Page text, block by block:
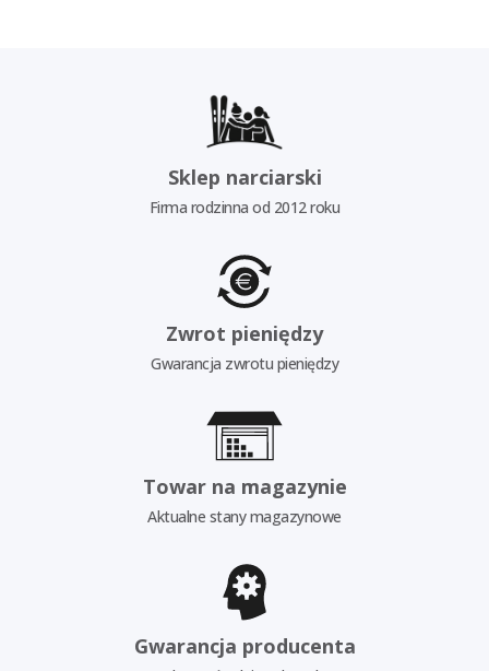
Sklep narciarski
Firma rodzinna od 2012 roku
Zwrot pieniędzy
Gwarancja zwrotu pieniędzy
Towar na magazynie
Aktualne stany magazynowe
Gwarancja producenta